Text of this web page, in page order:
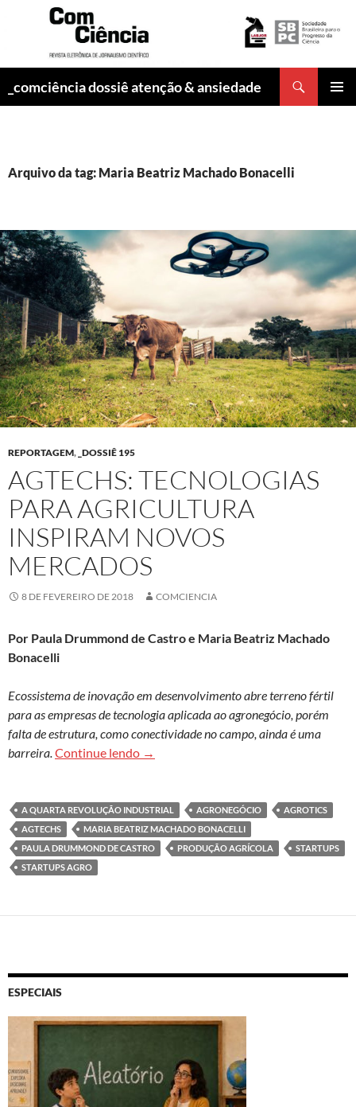
_comciência dossiê atenção & ansiedade
Arquivo da tag: Maria Beatriz Machado Bonacelli
REPORTAGEM, _DOSSIÊ 195
AGTECHS: TECNOLOGIAS
PARA AGRICULTURA
INSPIRAM NOVOS
MERCADOS
8 DE FEVEREIRO DE 2018 COMCIENCIA
Por Paula Drummond de Castro e Maria Beatriz Machado
Bonacelli
Ecossistema de inovação em desenvolvimento abre terreno fértil
para as empresas de tecnologia aplicada ao agronegócio, porém
falta de estrutura, como conectividade no campo, ainda é uma
barreira.Continue lendo Agtechs: tecnologias para agricultura
→
A QUARTA REVOLUÇÃO INDUSTRIAL AGRONEGÓCIO
AGROTICS
AGTECHS
MARIA BEATRIZ MACHADO BONACELLI
PAULA DRUMMOND DE CASTRO
PRODUÇÃO AGRÍCOLA
STARTUPS
STARTUPS AGRO
ESPECIAIS